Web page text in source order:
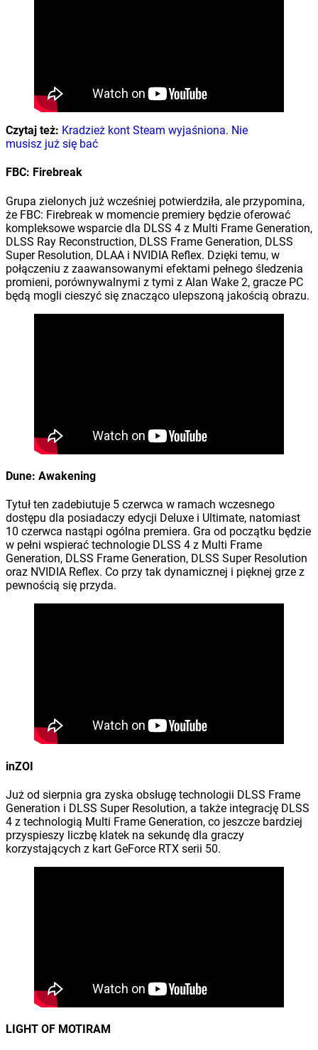
Czytaj też: Kradzież kont Steam wyjaśniona. Nie
musisz już się bać
FBC: Firebreak
Grupa zielonych już wcześniej potwierdziła, ale przypomina,
że FBC: Firebreak w momencie premiery będzie oferować
kompleksowe wsparcie dla DLSS 4 z Multi Frame Generation,
DLSS Ray Reconstruction, DLSS Frame Generation, DLSS
Super Resolution, DLAA i NVIDIA Reflex. Dzięki temu, w
połączeniu z zaawansowanymi efektami pełnego śledzenia
promieni, porównywalnymi z tymi z Alan Wake 2, gracze PC
będą mogli cieszyć się znacząco ulepszoną jakością obrazu.
Dune: Awakening
Tytuł ten zadebiutuje 5 czerwca w ramach wczesnego
dostępu dla posiadaczy edycji Deluxe i Ultimate, natomiast
10 czerwca nastąpi ogólna premiera. Gra od początku będzie
w pełni wspierać technologie DLSS 4 z Multi Frame
Generation, DLSS Frame Generation, DLSS Super Resolution
oraz NVIDIA Reflex. Co przy tak dynamicznej i pięknej grze z
pewnością się przyda.
inZOI
Już od sierpnia gra zyska obsługę technologii DLSS Frame
Generation i DLSS Super Resolution, a także integrację DLSS
4 z technologią Multi Frame Generation, co jeszcze bardziej
przyspieszy liczbę klatek na sekundę dla graczy
korzystających z kart GeForce RTX serii 50.
LIGHT OF MOTIRAM